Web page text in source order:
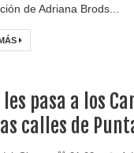
de Adriana Brods...
les pasa a los
calles de